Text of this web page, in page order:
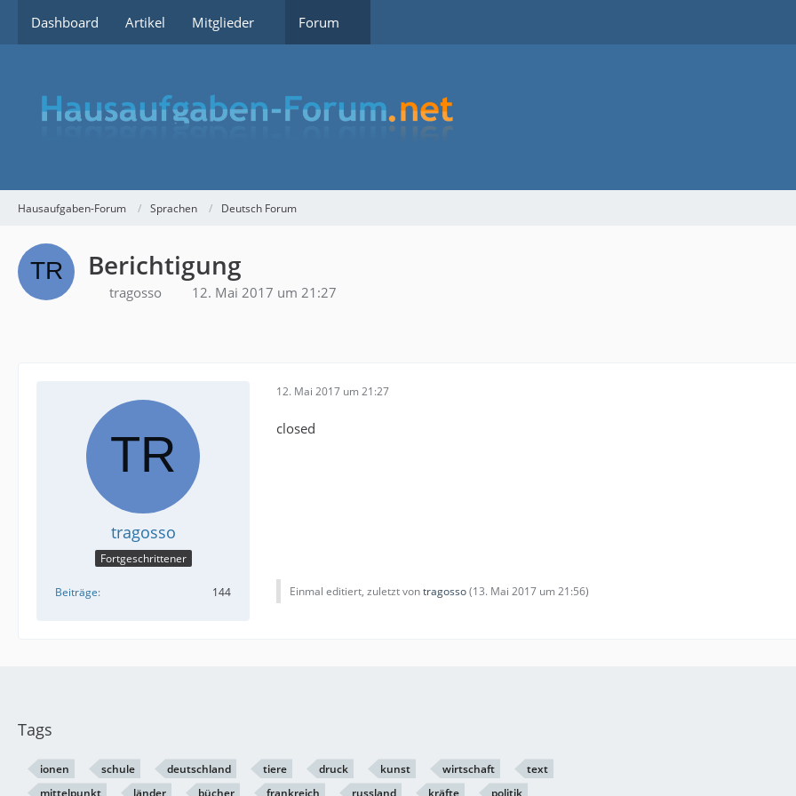
Dashboard Artikel Mitglieder Forum
Hausaufgaben-Forum Sprachen Deutsch Forum
Berichtigung
tragosso 12. Mai 2017 um 21:27
tragosso
Fortgeschrittener
Beiträge 144
12. Mai 2017 um 21:27
closed
Einmal editiert, zuletzt vontragosso(13. Mai 2017 um 21:56)
Tags
ionen schule deutschland tiere druck kunst wirtschaft
text